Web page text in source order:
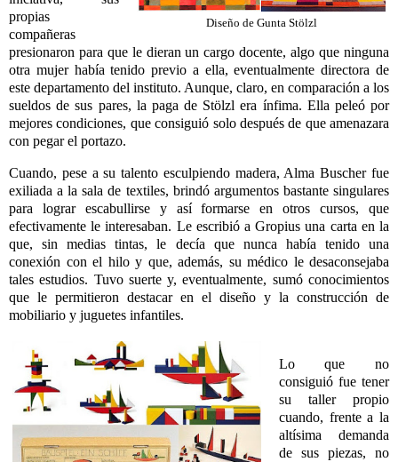
Diseño de Gunta Stölzl
propias
compañeras
presionaron para que le dieran un cargo docente, algo que ninguna
otra mujer había tenido previo a ella, eventualmente directora de
este departamento del instituto. Aunque, claro, en comparación a los
sueldos de sus pares, la paga de Stölzl era ínfima. Ella peleó por
mejores condiciones, que consiguió solo después de que amenazara
con pegar el portazo.
Cuando, pese a su talento esculpiendo madera, Alma Buscher fue
exiliada a la sala de textiles, brindó argumentos bastante singulares
para lograr escabullirse y así formarse en otros cursos, que
efectivamente le interesaban. Le escribió a Gropius una carta en la
que, sin medias tintas, le decía que nunca había tenido una
conexión con el hilo y que, además, su médico le desaconsejaba
tales estudios. Tuvo suerte y, eventualmente, sumó conocimientos
que le permitieron destacar en el diseño y la construcción de
mobiliario y juguetes infantiles.
Lo que no
consiguió fue tener
su taller propio
cuando, frente a la
altísima demanda
de sus piezas, no